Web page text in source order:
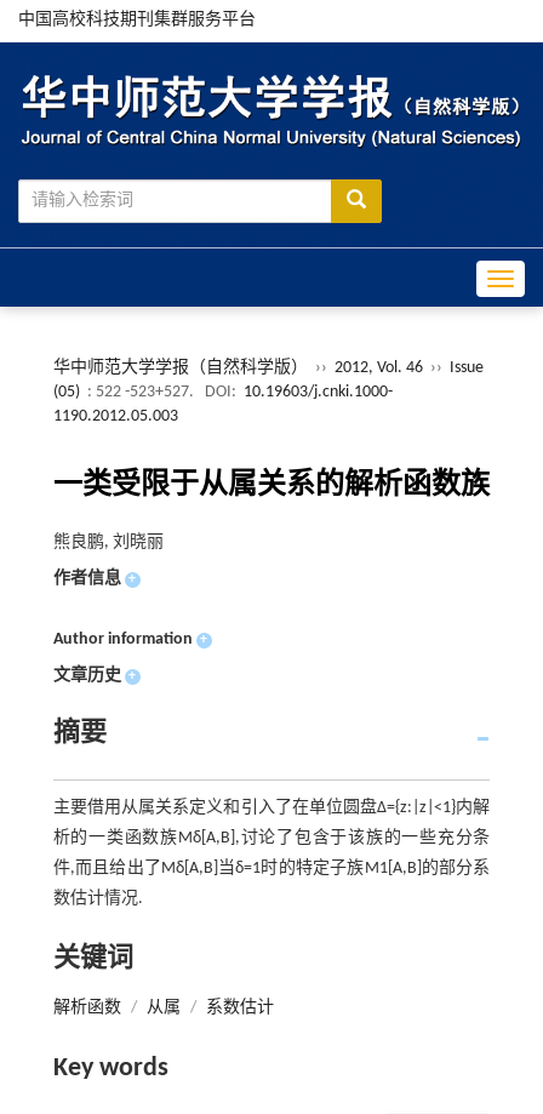
中国高校科技期刊集群服务平台
华中师范大学学报（自然科学版） ›› 2012, Vol. 46 ››
Issue
(05) : 522 -523+527. DOI: 10.19603/j.cnki.1000-
1190.2012.05.003
一类受限于从属关系的解析函数族
熊良鹏, 刘晓丽
作者信息 +
Author information +
文章历史 +
摘要
主要借用从属关系定义和引入了在单位圆盘Δ={z:|z|<1}内解
析的一类函数族Mδ[A,B],讨论了包含于该族的一些充分条
件,而且给出了Mδ[A,B]当δ=1时的特定子族M1[A,B]的部分系
数估计情况.
关键词
解析函数 / 从属 / 系数估计
Key words